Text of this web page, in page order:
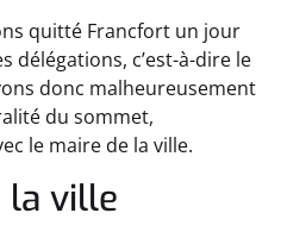
quitté Francfort un jour
délégations, c’est-à-dire le
donc malheureusement
du sommet,
le maire de la ville.
la ville